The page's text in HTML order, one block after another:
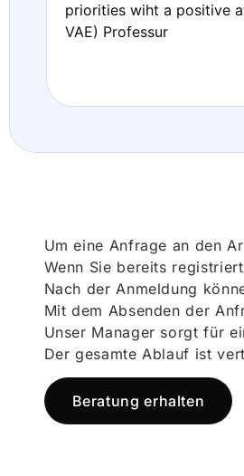
priorities wiht a positive
VAE) Professur
Um eine Anfrage an den
Wenn Sie bereits
Nach der Anmeldung
Mit dem Absenden der
Unser Manager sorgt für
Der gesamte Ablauf ist
Beratung erhalten